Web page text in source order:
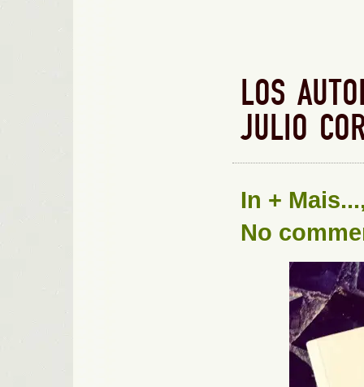
LOS
JULIO
In + Mais...
No